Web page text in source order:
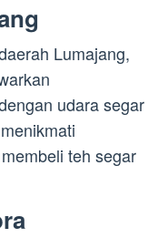
Lumajang,
udara segar
teh segar